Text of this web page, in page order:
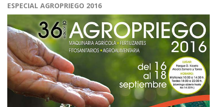
ESPECIAL AGROPRIEGO 2016